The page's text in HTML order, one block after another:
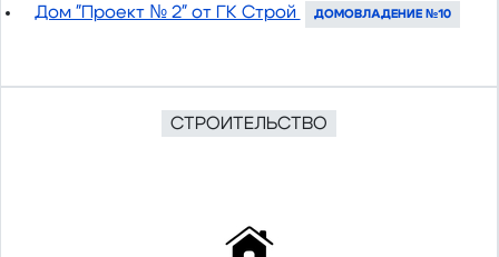
Дом "Проект № 2" от ГК Строй
ДОМОВЛАДЕНИЕ №10
СТРОИТЕЛЬСТВО